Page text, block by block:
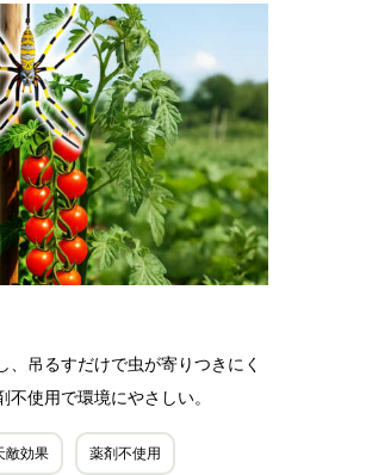
、吊るすだけで虫が寄りつきにく
使用で環境にやさしい。
敵効果 薬剤不使用